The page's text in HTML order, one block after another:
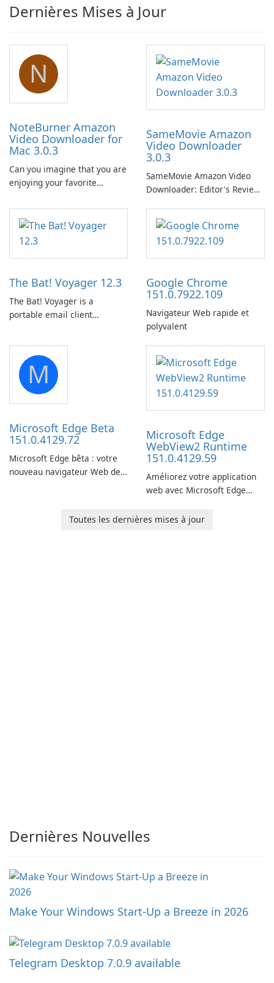
Dernières Mises à Jour
N
NoteBurner Amazon
Video Downloader for
Mac 3.0.3
Can you imagine that you are
enjoying your favorite
lying on the beach, camping
in the woods or even during
your long commute to work
SameMovie Amazon
Video Downloader
3.0.3
SameMovie Amazon Video
Downloader: Editor's Review
Downloader is a desktop
utility for saving Amazon
Prime Video titles and other
Amazon web-player content
The Bat! Voyager 12.3
The Bat! Voyager is a
portable email client
portable media on any
computer running Microsoft
Windows.
Google Chrome
151.0.7922.109
Navigateur Web rapide et
polyvalent
M
Microsoft Edge Beta
151.0.4129.72
Microsoft Edge bêta : votre
nouveau navigateur Web de
Microsoft Edge
WebView2 Runtime
151.0.4129.59
Améliorez votre application
web avec Microsoft Edge
Toutes les dernières mises à jour
Dernières Nouvelles
Make Your Windows Start-Up a Breeze in 2026
Telegram Desktop 7.0.9 available